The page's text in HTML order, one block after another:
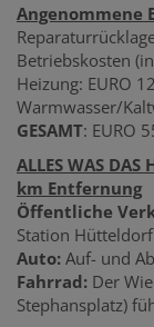
Angenommene
Betriebskosten
Heizung: EURO
Warmwasser/
GESAMT: EURO
ALLES WAS
km Entfernung
Öffentliche
Station
Auto: Auf- und
Fahrrad: Der
Stephansplatz)